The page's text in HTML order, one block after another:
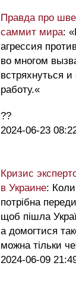
Правда про
саммит мира:
агрессия
во многом
встряхнуться
работу.«
??
2024-06-23
Кризис
в Украине: Коли
потрібна
щоб пішла
а домогтися
можна тільки
2024-06-09